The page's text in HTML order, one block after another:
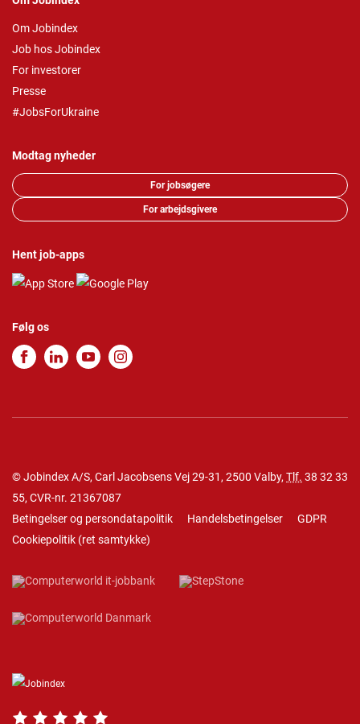
Om Jobindex
Job hos Jobindex
For investorer
Presse
#JobsForUkraine
Modtag nyheder
For jobsøgere
For arbejdsgivere
Hent job-apps
Følg os
© Jobindex A/S, Carl Jacobsens Vej 29-31, 2500 Valby, Tlf. 38 32 33
55, CVR-nr. 21367087
Betingelser og persondatapolitik
Handelsbetingelser
GDPR
Cookiepolitik (ret samtykke)